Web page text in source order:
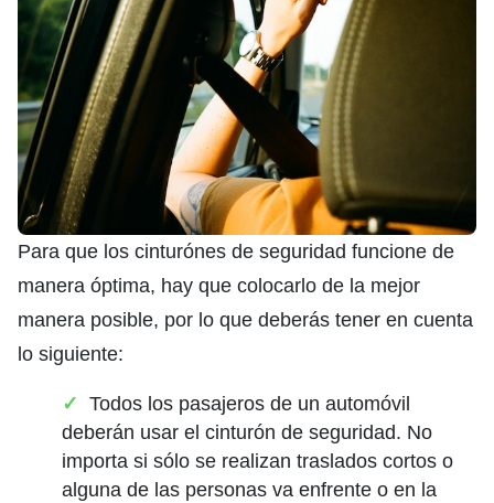
Para que los cinturónes de seguridad funcione de
manera óptima, hay que colocarlo de la mejor
manera posible, por lo que deberás tener en cuenta
lo siguiente:
Todos los pasajeros de un automóvil
deberán usar el cinturón de seguridad. No
importa si sólo se realizan traslados cortos o
alguna de las personas va enfrente o en la